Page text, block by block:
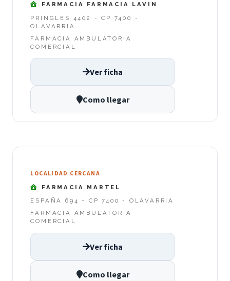
FARMACIA FARMACIA LAVIN
PRINGLES 4402 - CP 7400 -
OLAVARRIA
FARMACIA AMBULATORIA
COMERCIAL
Ver ficha
Como llegar
LOCALIDAD CERCANA
FARMACIA MARTEL
ESPAÑA 694 - CP 7400 - OLAVARRIA
FARMACIA AMBULATORIA
COMERCIAL
Ver ficha
Como llegar